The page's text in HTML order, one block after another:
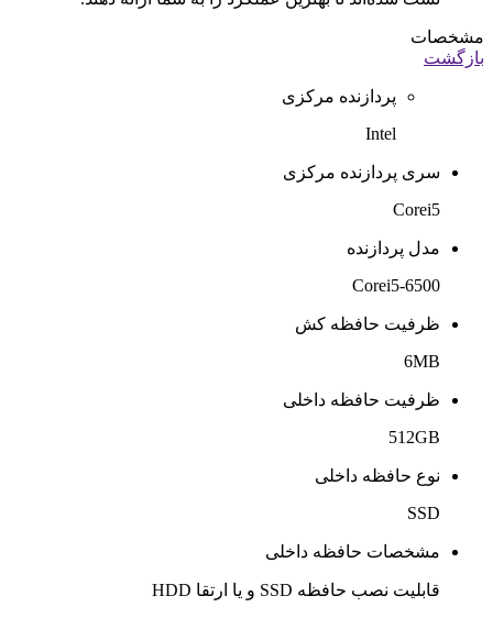
مشخصات
بازگشت
پردازنده مرکزی
Intel
سری پردازنده مرکزی
Corei5
مدل پردازنده
Corei5-6500
ظرفیت حافظه کش
6MB
ظرفیت حافظه داخلی
512GB
نوع حافظه داخلی
SSD
مشخصات حافظه داخلی
قابلیت نصب حافظه SSD و یا ارتقا HDD